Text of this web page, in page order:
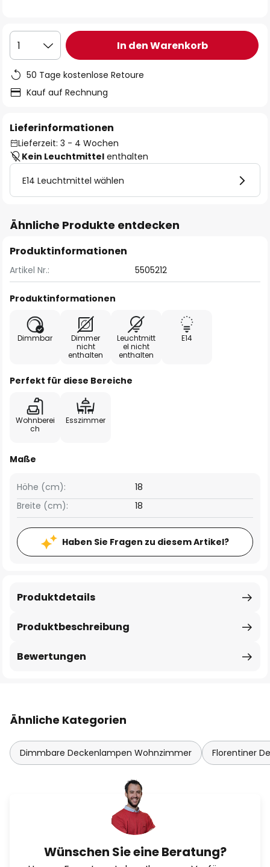
1 In den Warenkorb
50 Tage kostenlose Retoure
Kauf auf Rechnung
Lieferinformationen
Lieferzeit: 3 - 4 Wochen
Kein Leuchtmittel enthalten
E14 Leuchtmittel wählen
Ähnliche Produkte entdecken
Produktinformationen
Artikel Nr.: 5505212
Produktinformationen
Dimmbar
Dimmer
nicht
enthalten
Leuchtmitt
el nicht
enthalten
E14
Perfekt für diese Bereiche
Wohnberei
ch
Esszimmer
Maße
Breite (cm): 18
Höhe (cm): 18
Haben Sie Fragen zu diesem Artikel?
Produktbeschreibung
Produktdetails
Bewertungen
Ähnliche Kategorien
Dimmbare Deckenlampen Wohnzimmer Florentiner
Wünschen Sie eine Beratung?